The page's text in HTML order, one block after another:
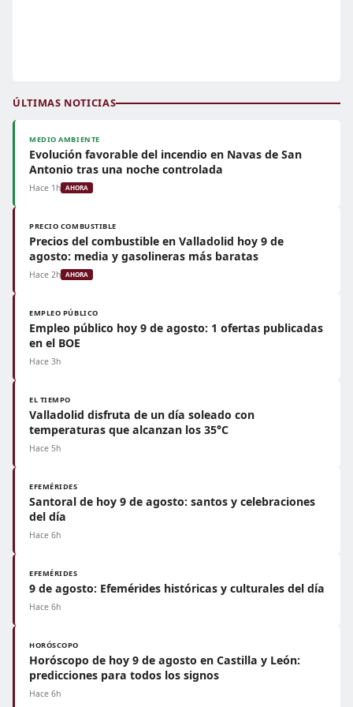
ÚLTIMAS NOTICIAS
MEDIO AMBIENTE
Evolución favorable del incendio en Navas de San
Antonio tras una noche controlada
Hace 1h AHORA
PRECIO COMBUSTIBLE
Precios del combustible en Valladolid hoy 9 de
agosto: media y gasolineras más baratas
Hace 2h AHORA
EMPLEO PÚBLICO
Empleo público hoy 9 de agosto: 1 ofertas publicadas
en el BOE
Hace 3h
EL TIEMPO
Valladolid disfruta de un día soleado con
temperaturas que alcanzan los 35°C
Hace 5h
EFEMÉRIDES
Santoral de hoy 9 de agosto: santos y celebraciones
del día
Hace 6h
EFEMÉRIDES
9 de agosto: Efemérides históricas y culturales del día
Hace 6h
HORÓSCOPO
Horóscopo de hoy 9 de agosto en Castilla y León:
predicciones para todos los signos
Hace 6h